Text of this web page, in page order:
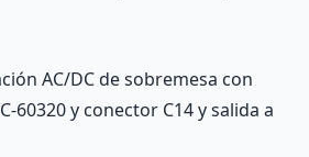
AC/DC de sobremesa con
60320 y conector C14 y salida a